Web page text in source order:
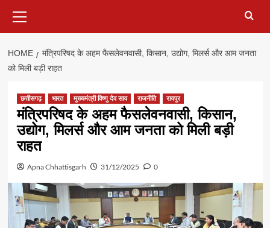
Menu
HOME
मंत्रिपरिषद के अहम फैसलेवनवासी, किसान, उद्योग, मिलर्स और आम जनता
को मिली बड़ी राहत
छत्तीसगढ़ भारत मुख्यमंत्री विष्णु देव साय राजनीति रायपुर
मंत्रिपरिषद के अहम फैसलेवनवासी, किसान,
उद्योग, मिलर्स और आम जनता को मिली बड़ी
राहत
Apna Chhattisgarh 31/12/2025 0